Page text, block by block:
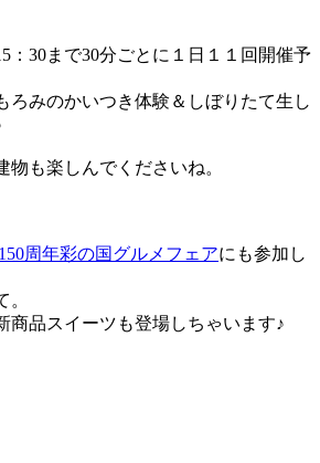
：30まで30分ごとに１日１１回開催予
ろみのかいつき体験＆しぼりたて生し
物も楽しんでくださいね。
周年彩の国グルメフェアにも参加し
商品スイーツも登場しちゃいます♪